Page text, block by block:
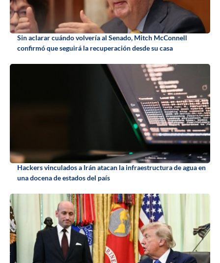
Sin aclarar cuándo volvería al Senado, Mitch McConnell
confirmó que seguirá la recuperación desde su casa
Hackers vinculados a Irán atacan la infraestructura de agua en
una docena de estados del país